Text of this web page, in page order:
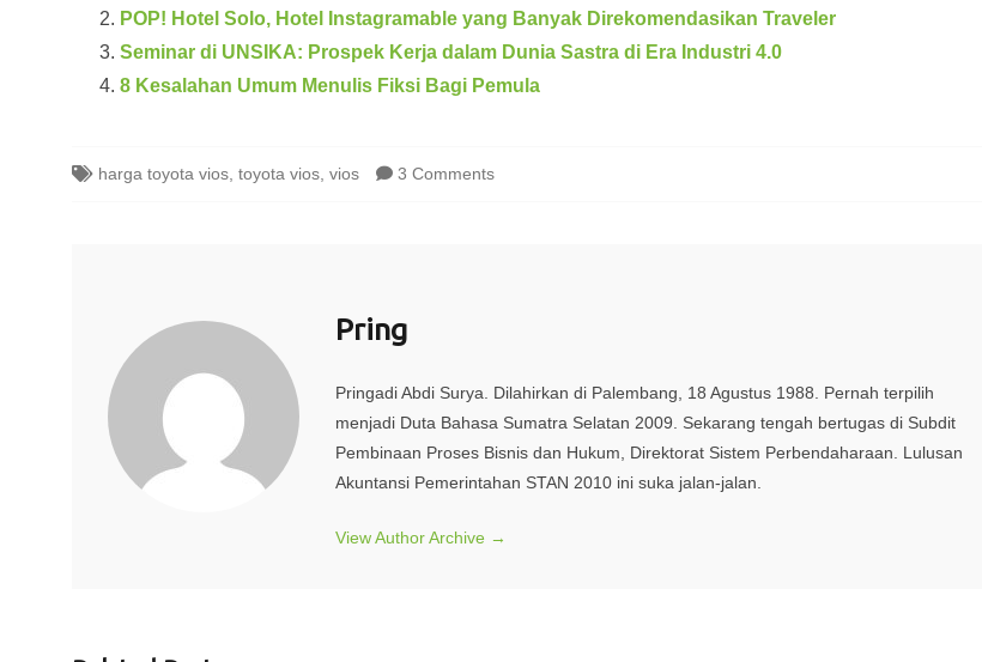
POP! Hotel Solo, Hotel Instagramable yang Banyak Direkomendasikan Traveler
Seminar di UNSIKA: Prospek Kerja dalam Dunia Sastra di Era Industri 4.0
8 Kesalahan Umum Menulis Fiksi Bagi Pemula
harga toyota vios toyota vios vios 3 Comments
Pring
Pringadi Abdi Surya. Dilahirkan di Palembang, 18 Agustus 1988. Pernah terpilih
menjadi Duta Bahasa Sumatra Selatan 2009. Sekarang tengah bertugas di Subdit
Pembinaan Proses Bisnis dan Hukum, Direktorat Sistem Perbendaharaan. Lulusan
Akuntansi Pemerintahan STAN 2010 ini suka jalan-jalan.
View Author Archive →